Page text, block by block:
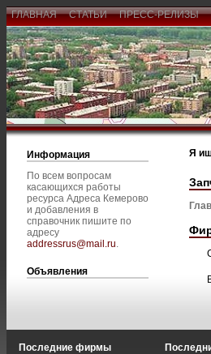
ГЛАВНАЯ СТАТЬИ ПРЕСС-РЕЛИЗЫ
Информация
По всем вопросам
касающихся работы
ресурса Адреса Кемерово
и добавления в
справочник пишите по
адресу
addressrus@mail.ru.
Объявления
Я
Последние фирмы